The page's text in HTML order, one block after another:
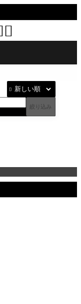


絞り込み